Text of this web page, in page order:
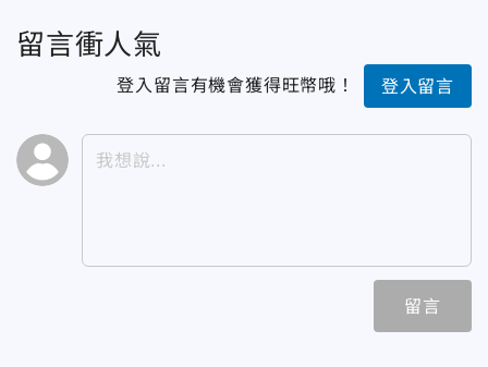
留言衝人氣
登入留言有機會獲得旺幣哦！ 登入留言
留言